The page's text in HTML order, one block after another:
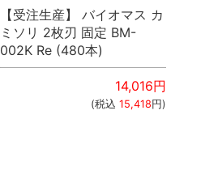
【受注生産】 バイオマス カ
ミソリ 2枚刃 固定 BM-
002K Re (480本)
14,016円
(税込 15,418 円)